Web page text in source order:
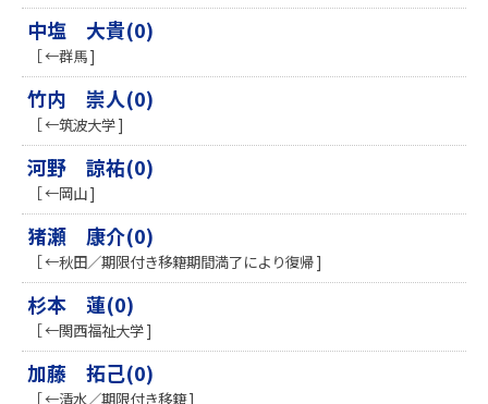
中塩 大貴(0)
［ ←群馬 ]
竹内 崇人(0)
［ ←筑波大学 ]
河野 諒祐(0)
［ ←岡山 ]
猪瀬 康介(0)
［ ←秋田／期限付き移籍期間満了により復帰 ]
杉本 蓮(0)
［ ←関西福祉大学 ]
加藤 拓己(0)
［ ←清水／期限付き移籍 ]